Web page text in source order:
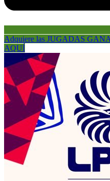
Adquiere las JUGADAS
AQUÍ